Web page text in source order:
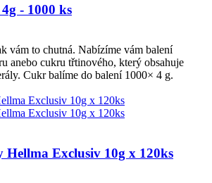
- 1000 ks
vám to chutná. Nabízíme vám balení
anebo cukru třtinového, který obsahuje
Cukr balíme do balení 1000× 4 g.
Hellma Exclusiv 10g x 120ks